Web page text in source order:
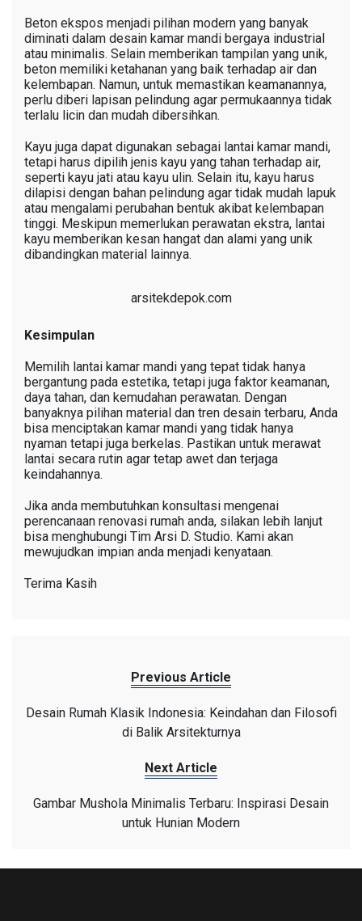
Beton ekspos menjadi pilihan modern yang banyak
diminati dalam desain kamar mandi bergaya industrial
atau minimalis. Selain memberikan tampilan yang unik,
beton memiliki ketahanan yang baik terhadap air dan
kelembapan. Namun, untuk memastikan keamanannya,
perlu diberi lapisan pelindung agar permukaannya tidak
terlalu licin dan mudah dibersihkan.
Kayu juga dapat digunakan sebagai lantai kamar mandi,
tetapi harus dipilih jenis kayu yang tahan terhadap air,
seperti kayu jati atau kayu ulin. Selain itu, kayu harus
dilapisi dengan bahan pelindung agar tidak mudah lapuk
atau mengalami perubahan bentuk akibat kelembapan
tinggi. Meskipun memerlukan perawatan ekstra, lantai
kayu memberikan kesan hangat dan alami yang unik
dibandingkan material lainnya.
arsitekdepok.com
Kesimpulan
Memilih lantai kamar mandi yang tepat tidak hanya
bergantung pada estetika, tetapi juga faktor keamanan,
daya tahan, dan kemudahan perawatan. Dengan
banyaknya pilihan material dan tren desain terbaru, Anda
bisa menciptakan kamar mandi yang tidak hanya
nyaman tetapi juga berkelas. Pastikan untuk merawat
lantai secara rutin agar tetap awet dan terjaga
keindahannya.
Jika anda membutuhkan konsultasi mengenai
perencanaan renovasi rumah anda, silakan lebih lanjut
bisa menghubungi Tim Arsi D. Studio. Kami akan
mewujudkan impian anda menjadi kenyataan.
Terima Kasih
Previous Article
Desain Rumah Klasik Indonesia: Keindahan dan Filosofi
di Balik Arsitekturnya
Next Article
Gambar Mushola Minimalis Terbaru: Inspirasi Desain
untuk Hunian Modern